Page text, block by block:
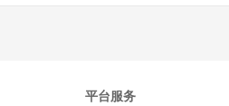
平台服务